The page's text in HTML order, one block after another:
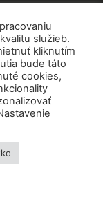
služieb.
kliknutím
bude táto
cookies,